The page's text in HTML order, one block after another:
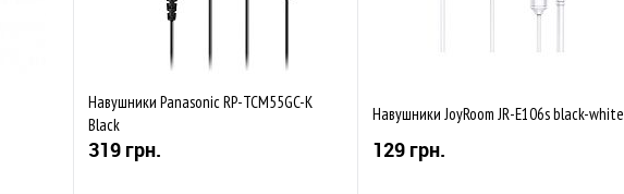
Навушники Panasonic RP-TCM55GC-K
Black
319 грн.
Навушники JoyRoom JR-E106s black-white
129 грн.